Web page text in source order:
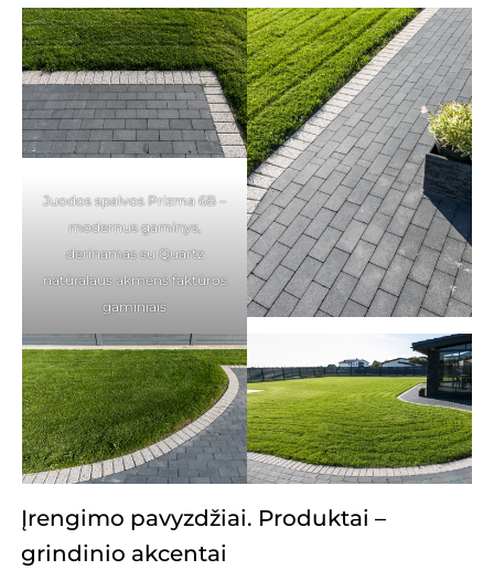
Juodos spalvos Prizma 6B –
modernus gaminys,
derinamas su Quartz
natūralaus akmens faktūros
gaminiais
Įrengimo pavyzdžiai. Produktai –
grindinio akcentai